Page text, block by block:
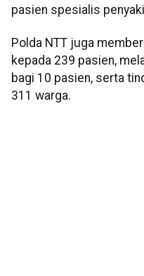
pasien spesialis
Polda NTT juga
kepada 239 pasien,
bagi 10 pasien, serta
311 warga.